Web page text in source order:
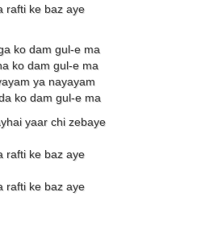
rafti ke baz aye
ko dam gul-e ma
ko dam gul-e ma
ya nayayam
ko dam gul-e ma
yaar chi zebaye
rafti ke baz aye
rafti ke baz aye